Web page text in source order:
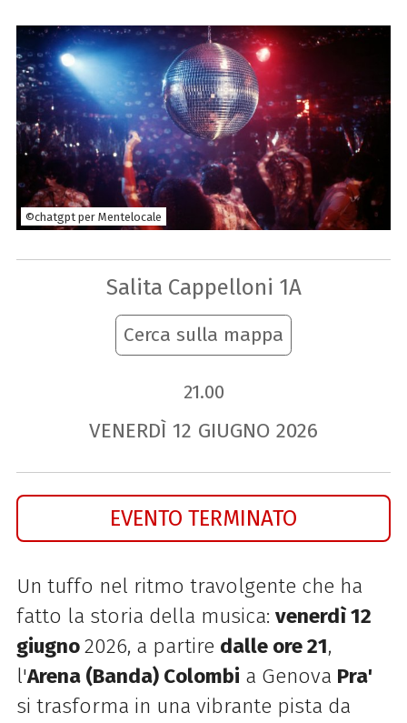
©chatgpt per Mentelocale
Salita Cappelloni 1A
Cerca sulla mappa
21.00
VENERDÌ 12 GIUGNO 2026
EVENTO TERMINATO
Un tuffo nel ritmo travolgente che ha
fatto la storia della musica: venerdì 12
giugno2026, a partire dalle ore 21,
l'Arena (Banda) Colombi a Genova Pra'
si trasforma in una vibrante pista da